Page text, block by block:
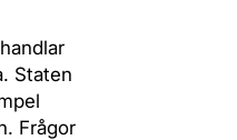
Staten
Frågor